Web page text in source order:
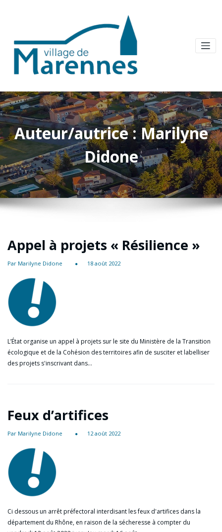
Auteur/autrice :Marilyne
Didone
Appel à projets « Résilience »
Par Marilyne Didone 18 août 2022
L’État organise un appel à projets sur le site du Ministère de la Transition
écologique et de la Cohésion des territoires afin de susciter et labelliser
des projets s'inscrivant dans…
Feux d’artifices
Par Marilyne Didone 12 août 2022
Ci dessous un arrêt préfectoral interdisant les feux d'artifices dans la
département du Rhône, en raison de la sécheresse à compter du